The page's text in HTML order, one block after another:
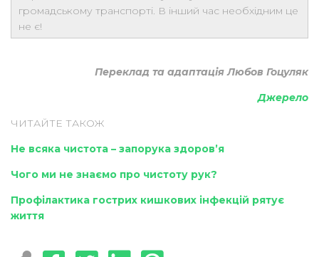
громадському транспорті. В інший час необхідним це
не є!
Переклад та адаптація Любов Гоцуляк
Джерело
ЧИТАЙТЕ ТАКОЖ
Не всяка чистота – запорука здоров’я
Чого ми не знаємо про чистоту рук?
Профілактика гострих кишкових інфекцій рятує
життя